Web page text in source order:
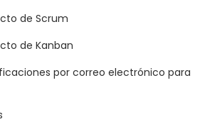
de Scrum
de Kanban
por correo electrónico para